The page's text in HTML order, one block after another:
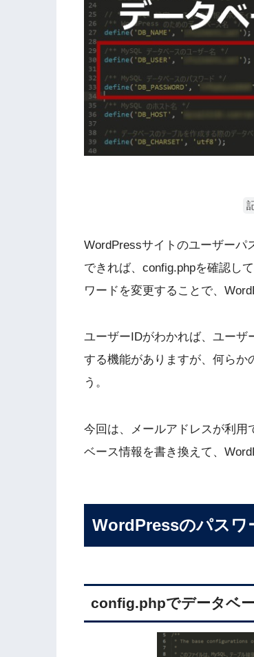
WordPressサイトのユーザーパ
できれば、config.phpを確認し
ワードを変更することで、
ユーザーIDがわかれば、ユーザ
する機能がありますが、何らか
う。
今回は、メールアドレスが利用
ベース情報を書き換えて、
WordPressのパスワ
config.phpでデータベ